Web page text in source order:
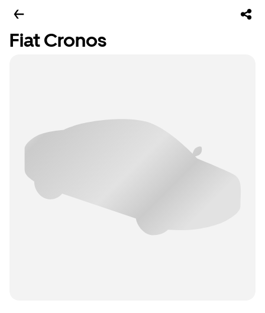
Fiat Cronos